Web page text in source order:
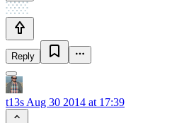
Reply
t13s Aug 30 2014 at 17:39